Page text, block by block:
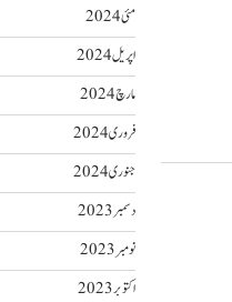
مئی 2024
اپریل 2024
مارچ 2024
فروری 2024
جنوری 2024
دسمبر 2023
نومبر 2023
اکتوبر 2023